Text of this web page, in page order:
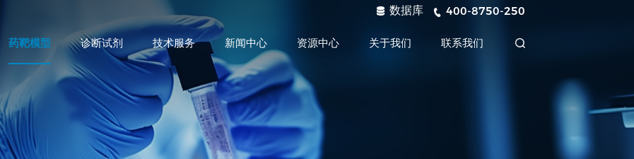
数据库 400-8750-250
药靶模型 诊断试剂 技术服务 新闻中心 资源中心 关于我们 联系我们